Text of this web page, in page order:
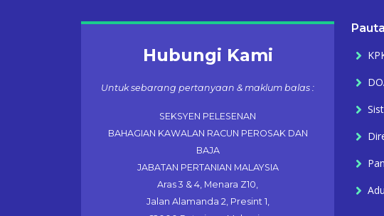
Hubungi Kami
Untuk sebarang pertanyaan & maklum balas :
SEKSYEN PELESENAN
BAHAGIAN KAWALAN RACUN PEROSAK DAN
BAJA
JABATAN PERTANIAN MALAYSIA
Aras 3 & 4, Menara Z10,
Jalan Alamanda 2, Presint 1,